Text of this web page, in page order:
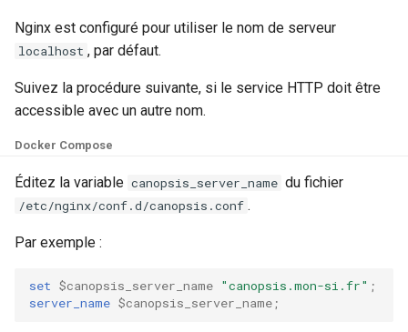
Stockage de données
Rôles
Nginx est configuré pour utiliser le nom de serveur
localhost , par défaut.
Suivez la procédure suivante, si le service HTTP doit être
accessible avec un autre nom.
Docker Compose
Éditez la variable canopsis_server_name du fichier
/etc/nginx/conf.d/canopsis.conf .
Par exemple :
set $canopsis_server_name "canopsis.mon-si.fr" ;
server_name $canopsis_server_name;